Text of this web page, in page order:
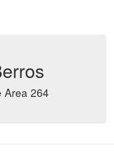
Area 264